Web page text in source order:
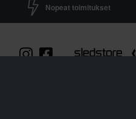
Nopeat toimitukset